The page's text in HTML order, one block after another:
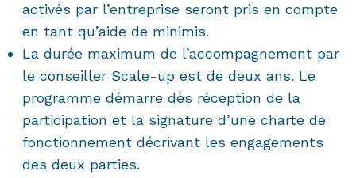
activés par l’entreprise seront pris en compte
en tant qu’aide de minimis.
La durée maximum de l’accompagnement par
le conseiller Scale-up est de deux ans. Le
programme démarre dès réception de la
participation et la signature d’une charte de
fonctionnement décrivant les engagements
des deux parties.